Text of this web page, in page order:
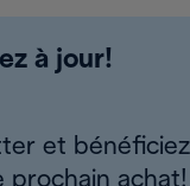
à jour!
et bénéficiez
prochain achat!